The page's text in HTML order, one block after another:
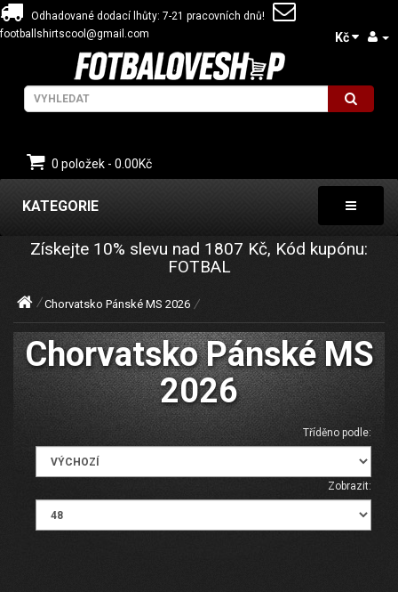
Odhadované dodací lhůty: 7-21 pracovních dnů!
footballshirtscool@gmail.com
Kč
0 položek - 0.00Kč
KATEGORIE
Získejte 10% slevu nad 1807 Kč, Kód kupónu:
FOTBAL
Chorvatsko Pánské MS 2026
Chorvatsko Pánské MS
2026
Tříděno podle:
Zobrazit: